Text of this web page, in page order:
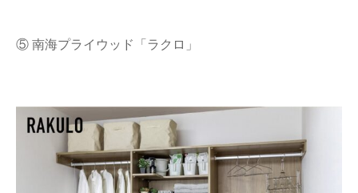
⑤ 南海プライウッド「ラクロ」